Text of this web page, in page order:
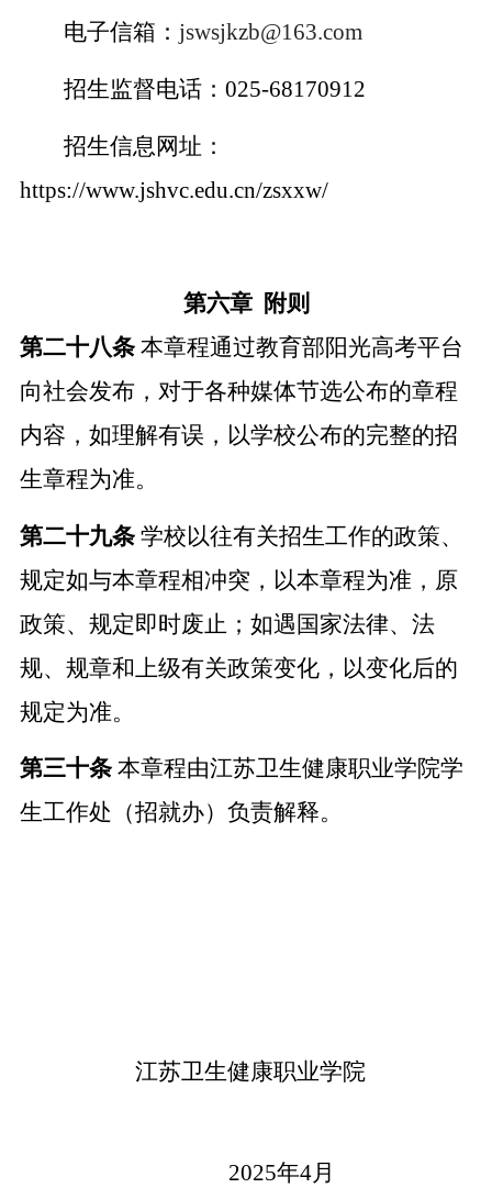
电子信箱： jswsjkzb@163.com
招生监督电话： 025-68170912
招生信息网址：
https://www.jshvc.edu.cn/zsxxw/
第六章 附则
第二十八条 本章程通过教育部阳光高考平台
向社会发布，对于各种媒体节选公布的章程
内容，如理解有误，以学校公布的完整的招
生章程为准。
第二十九条 学校以往有关招生工作的政策、
规定如与本章程相冲突，以本章程为准，原
政策、规定即时废止；如遇国家法律、法
规、规章和上级有关政策变化，以变化后的
规定为准。
第三十条 本章程由江苏卫生健康职业学院学
生工作处（招就办）负责解释。
江苏卫生健康职业学院
2025年4月